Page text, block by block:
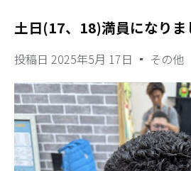
土日(17、18)満員になりま
投稿日 2025年5月 17日 その他